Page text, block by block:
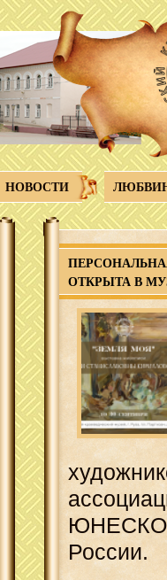
НОВОСТИ
ОТКРЫТА В
ЮНЕСКО,
России.